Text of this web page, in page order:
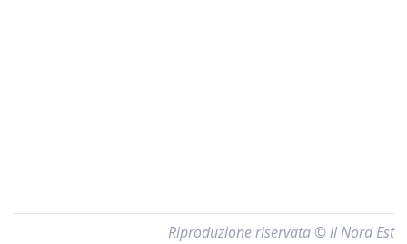
Riproduzione riservata © il Nord Est